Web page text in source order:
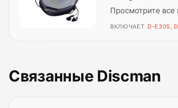
Просмотрите
ВКЛЮЧАЕТ D-E305,
Связанные Discman